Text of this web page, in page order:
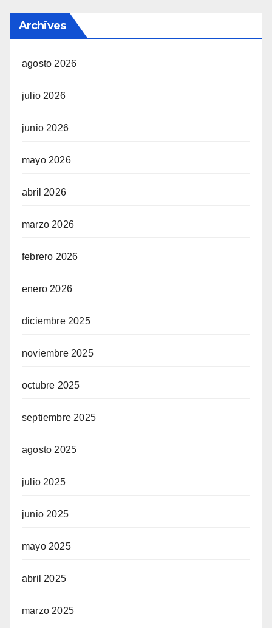
Archives
agosto 2026
julio 2026
junio 2026
mayo 2026
abril 2026
marzo 2026
febrero 2026
enero 2026
diciembre 2025
noviembre 2025
octubre 2025
septiembre 2025
agosto 2025
julio 2025
junio 2025
mayo 2025
abril 2025
marzo 2025